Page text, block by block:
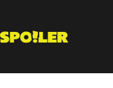
contenido